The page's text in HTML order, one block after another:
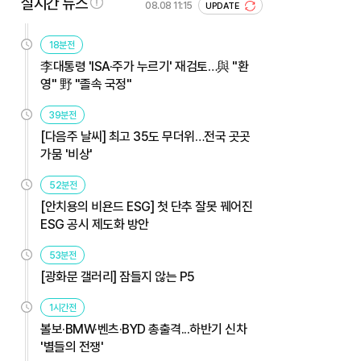
08.08 11:15 UPDATE
18분전
李대통령 'ISA·주가 누르기' 재검토…與 "환
영" 野 "졸속 국정"
39분전
[다음주 날씨] 최고 35도 무더위…전국 곳곳
가뭄 '비상'
52분전
[안치용의 비욘드 ESG] 첫 단추 잘못 꿰어진
ESG 공시 제도화 방안
53분전
[광화문 갤러리] 잠들지 않는 P5
1시간전
볼보·BMW·벤츠·BYD 총출격...하반기 신차
'별들의 전쟁'